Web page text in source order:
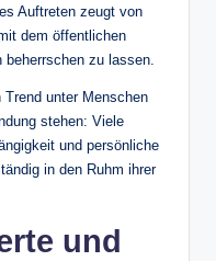
Auftreten zeugt von
dem öffentlichen
beherrschen zu lassen.
Trend unter Menschen
stehen: Viele
und persönliche
in den Ruhm ihrer
und